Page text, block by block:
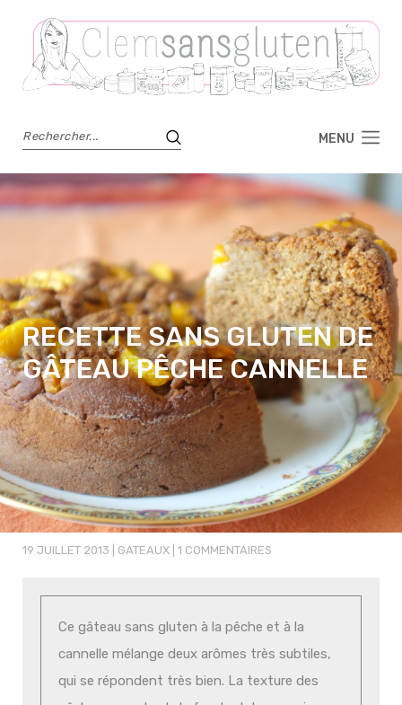
MENU
RECETTE SANS GLUTEN DE
GÂTEAU PÊCHE CANNELLE
19 JUILLET 2013 GATEAUX 1 COMMENTAIRES
Ce gâteau sans gluten à la pêche et à la
cannelle mélange deux arômes très subtiles,
qui se répondent très bien. La texture des